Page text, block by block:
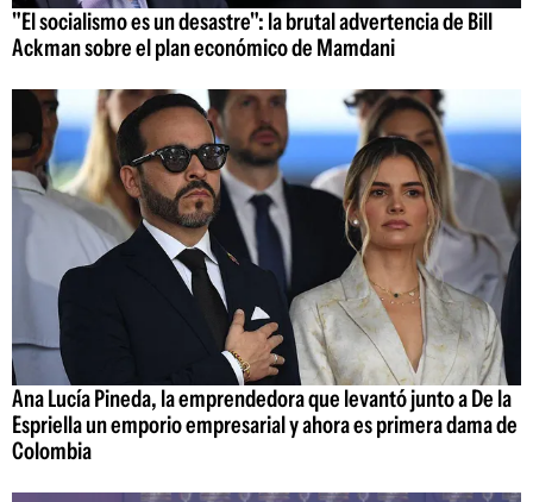
"El socialismo es un desastre": la brutal advertencia de Bill
Ackman sobre el plan económico de Mamdani
Ana Lucía Pineda, la emprendedora que levantó junto a De la
Espriella un emporio empresarial y ahora es primera dama de
Colombia